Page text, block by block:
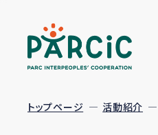
トップページ 活動紹介